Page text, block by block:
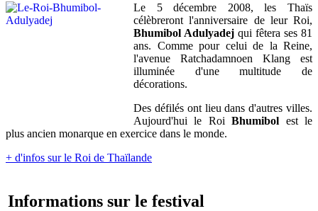
Le 5 décembre 2008, les Thaïs
célèbreront l'anniversaire de leur Roi,
Bhumibol Adulyadej qui fêtera ses 81
ans. Comme pour celui de la Reine,
l'avenue Ratchadamnoen Klang est
illuminée d'une multitude de
décorations.
Des défilés ont lieu dans d'autres villes.
Aujourd'hui le RoiBhumibol est le
plus ancien monarque en exercice dans le monde.
+ d'infos sur le Roi de Thaïlande
Informations sur le festival